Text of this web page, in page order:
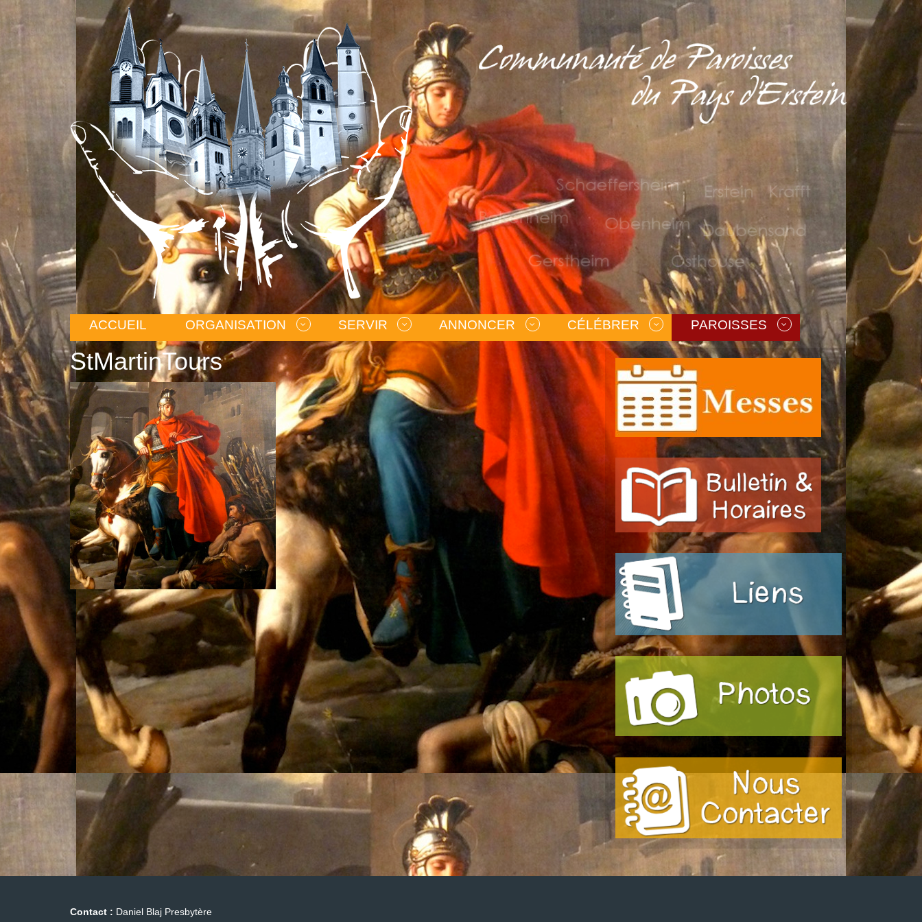
ACCUEIL ORGANISATION SERVIR ANNONCER CÉLÉBRER PAROISSES
StMartinTours
Contact : Daniel Blaj Presbytère